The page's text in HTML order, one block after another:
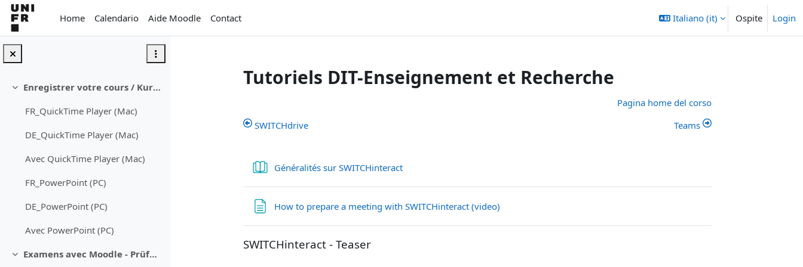
Vai al contenuto principale
Home
Calendario Aide Moodle Contact Italiano ‎(it)‎ Ospite Login
Minimizza
Enregistrer votre cours / Kurs aufzeichnen (video)
FR_QuickTime Player (Mac)
DE_QuickTime Player (Mac)
Avec QuickTime Player (Mac)
FR_PowerPoint (PC)
DE_PowerPoint (PC)
Avec PowerPoint (PC)
Minimizza
Examens avec Moodle - Prüfungen mit Moodle
Tutoriels DIT-Enseignement et Recherche
Pagina home del corso
SWITCHdrive
Teams
Généralités sur SWITCHinteractLibro
How to prepare a meeting with SWITCHinteract (video)Pagina
SWITCHinteract - Teaser